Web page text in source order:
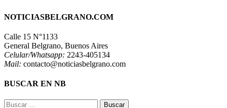
NOTICIASBELGRANO.COM
Calle 15 N°1133
General Belgrano, Buenos Aires
Celular/Whatsapp: 2243-405134
Mail: contacto@noticiasbelgrano.com
BUSCAR EN NB
Buscar: